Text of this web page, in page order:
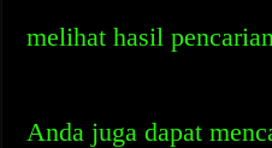
melihat hasil
Anda juga dapat